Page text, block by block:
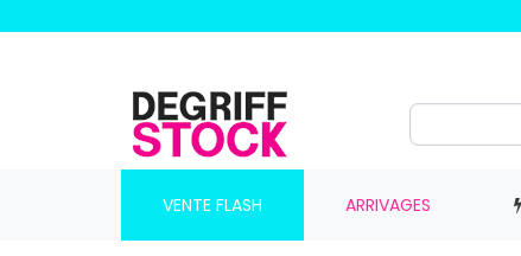
VENTE FLASH ARRIVAGES